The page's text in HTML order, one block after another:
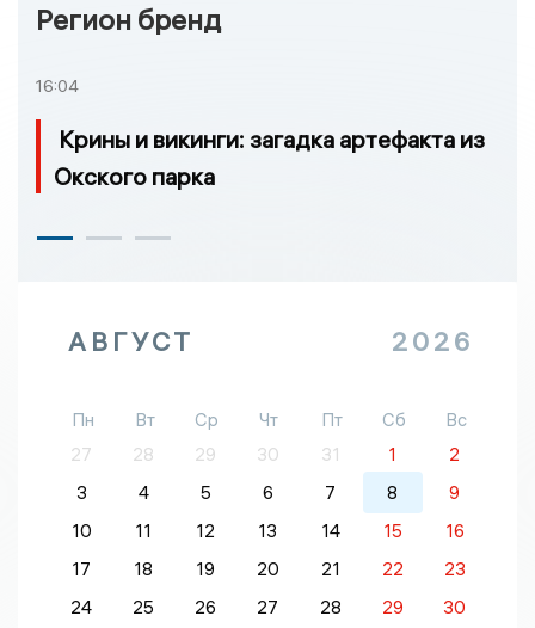
Регион бренд
16:04
Крины и викинги: загадка артефакта из
Окского парка
АВГУСТ 2026
Пн Вт Ср Чт Пт Сб
Вс
27
28 29 30 31 1
2
3
4 5 6 7 8
9
10
11 12 13 14 15
16
17
18 19 20 21 22
23
24
25 26 27 28 29 30